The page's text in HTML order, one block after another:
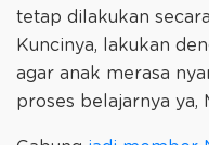
tetap dilakukan
Kuncinya, lakukan
agar anak merasa
proses belajarnya ya,